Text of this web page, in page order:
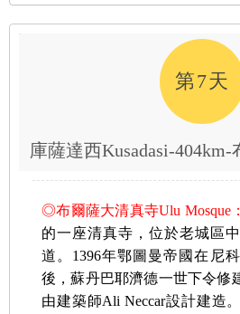
第7天
庫薩達西Kusadasi-404km-
◎布爾薩大清真寺Ulu Mosque：
的一座清真寺，位於老城區
道。1396年鄂圖曼帝國在尼
後，蘇丹巴耶濟德一世下令修
由建築師Ali Neccar設計建造